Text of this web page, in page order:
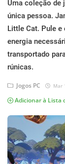
Ebooks
Games
Música
Jogos hoje na TV
Uma coleção de
única pessoa.
Little Cat. Pule
energia
transportado
rúnicas.
Jogos PC Mar
Adicionar à Lista